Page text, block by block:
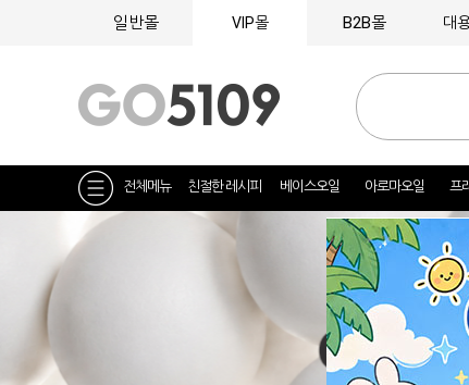
일반몰 VIP몰 B2B몰 대
전체메뉴 친절한 레시피 베이스오일 아로마오일 프